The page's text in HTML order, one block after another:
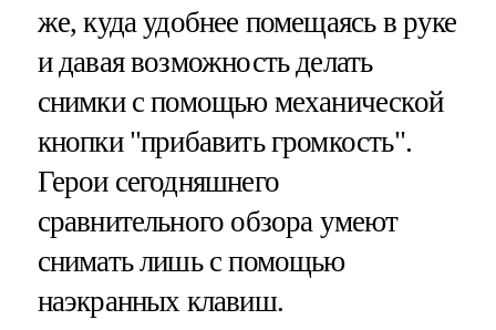
же, куда удобнее помещаясь в руке
и давая возможность делать
снимки с помощью механической
кнопки "прибавить громкость".
Герои сегодняшнего
сравнительного обзора умеют
снимать лишь с помощью
наэкранных клавиш.